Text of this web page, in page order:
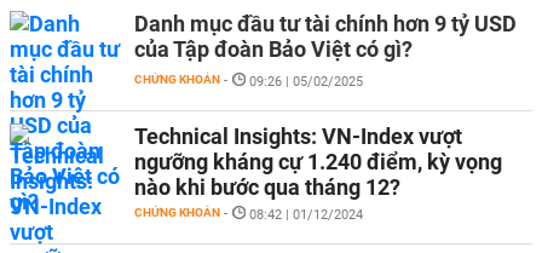
Danh mục đầu tư tài chính hơn 9 tỷ USD
của Tập đoàn Bảo Việt có gì?
CHỨNG KHOÁN - 09:26 | 05/02/2025
Technical Insights: VN-Index vượt
ngưỡng kháng cự 1.240 điểm, kỳ vọng
nào khi bước qua tháng 12?
CHỨNG KHOÁN - 08:42 | 01/12/2024